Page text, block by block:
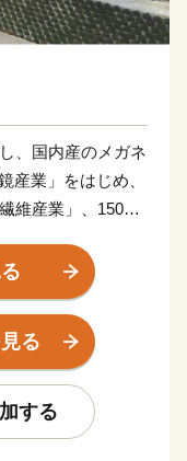
、国内産のメガネ
産業」をはじめ、
維産業」、1500
、産業が集積した
属加工技術を生か
も進出していま
た地域には当時を
豊かな自然にも恵
る
する